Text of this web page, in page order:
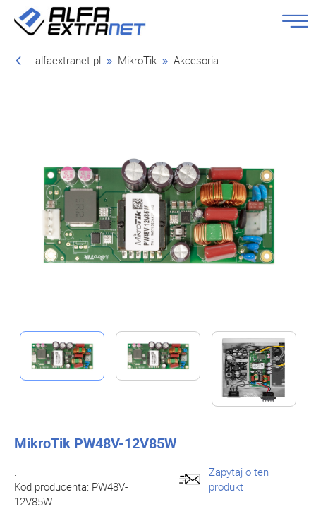
alfaextranet.pl MikroTik Akcesoria
MikroTik PW48V-12V85W
.
Kod producenta: PW48V-
12V85W
Zapytaj o ten
produkt